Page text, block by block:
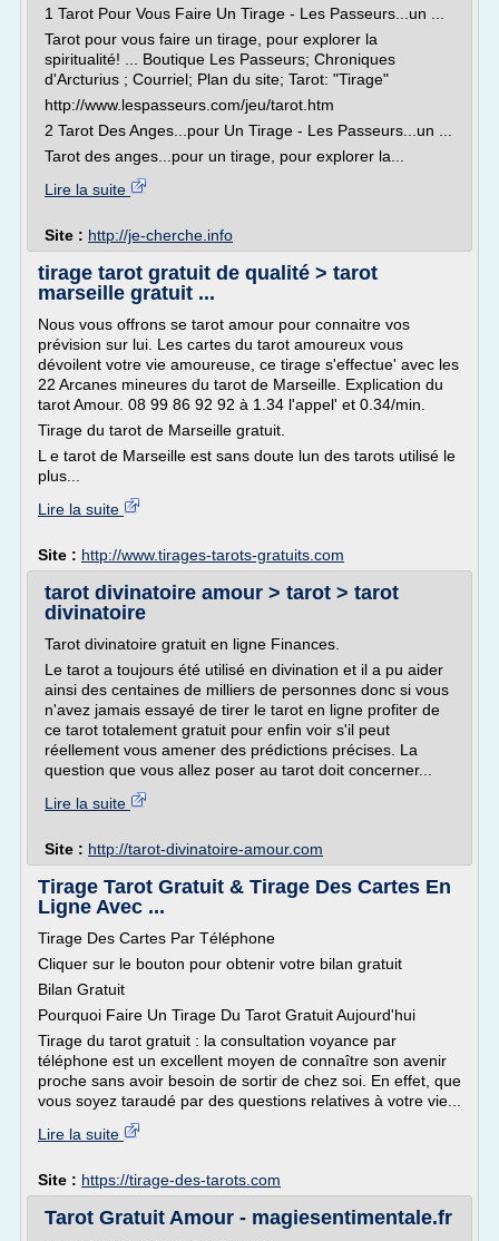
1 Tarot Pour Vous Faire Un Tirage - Les Passeurs...un ...
Tarot pour vous faire un tirage, pour explorer la
spiritualité! ... Boutique Les Passeurs; Chroniques
d'Arcturius ; Courriel; Plan du site; Tarot: "Tirage"
http://www.lespasseurs.com/jeu/tarot.htm
2 Tarot Des Anges...pour Un Tirage - Les Passeurs...un ...
Tarot des anges...pour un tirage, pour explorer la...
Lire la suite
Site : http://je-cherche.info
tirage tarot gratuit de qualité > tarot
marseille gratuit ...
Nous vous offrons se tarot amour pour connaitre vos
prévision sur lui. Les cartes du tarot amoureux vous
dévoilent votre vie amoureuse, ce tirage s'effectue' avec les
22 Arcanes mineures du tarot de Marseille. Explication du
tarot Amour. 08 99 86 92 92 à 1.34 l'appel' et 0.34/min.
Tirage du tarot de Marseille gratuit.
L e tarot de Marseille est sans doute lun des tarots utilisé le
plus...
Lire la suite
Site : http://www.tirages-tarots-gratuits.com
tarot divinatoire amour > tarot > tarot
divinatoire
Tarot divinatoire gratuit en ligne Finances.
Le tarot a toujours été utilisé en divination et il a pu aider
ainsi des centaines de milliers de personnes donc si vous
n'avez jamais essayé de tirer le tarot en ligne profiter de
ce tarot totalement gratuit pour enfin voir s'il peut
réellement vous amener des prédictions précises. La
question que vous allez poser au tarot doit concerner...
Lire la suite
Site : http://tarot-divinatoire-amour.com
Tirage Tarot Gratuit & Tirage Des Cartes En
Ligne Avec ...
Tirage Des Cartes Par Téléphone
Cliquer sur le bouton pour obtenir votre bilan gratuit
Bilan Gratuit
Pourquoi Faire Un Tirage Du Tarot Gratuit Aujourd'hui
Tirage du tarot gratuit : la consultation voyance par
téléphone est un excellent moyen de connaître son avenir
proche sans avoir besoin de sortir de chez soi. En effet, que
vous soyez taraudé par des questions relatives à votre vie...
Lire la suite
Site : https://tirage-des-tarots.com
Tarot Gratuit Amour - magiesentimentale.fr